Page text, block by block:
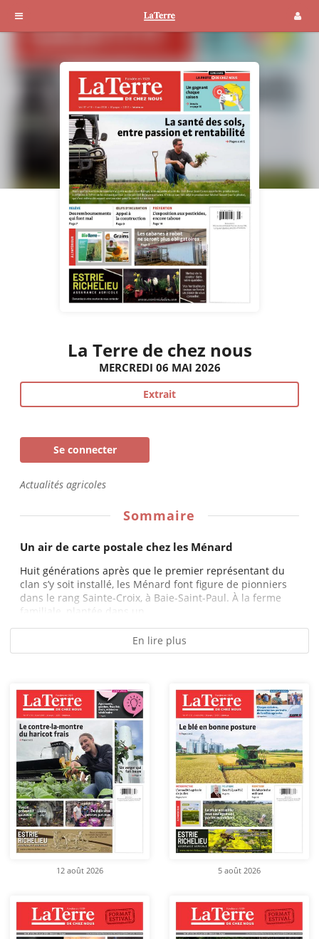
La Terre de chez nous
MERCREDI 06 MAI 2026
Extrait
Se connecter
Actualités agricoles
Sommaire
Un air de carte postale chez les Ménard
Huit générations après que le premier représentant du
clan s’y soit installé, les Ménard font figure de pionniers
dans le rang Sainte-Croix, à Baie-Saint-Paul. À la ferme
familiale, plantée dans un...
En lire plus
12 août 2026 5 août 2026